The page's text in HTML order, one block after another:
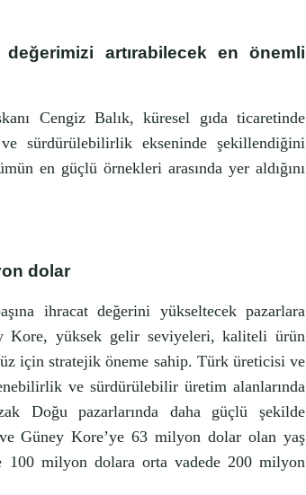
artırabilecek en önemli
Cengiz Balık, küresel gıda ticaretinde
sürdürülebilirlik ekseninde şekillendiğini
en güçlü örnekleri arasında yer aldığını
dolar
ihracat değerini yükseltecek pazarlara
Kore, yüksek gelir seviyeleri, kaliteli ürün
için stratejik öneme sahip. Türk üreticisi ve
ve sürdürülebilir üretim alanlarında
Doğu pazarlarında daha güçlü şekilde
Güney Kore’ye 63 milyon dolar olan yaş
100 milyon dolara orta vadede 200 milyon